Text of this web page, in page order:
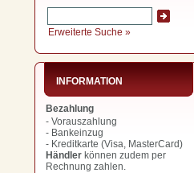
Erweiterte Suche »
INFORMATION
Bezahlung
- Vorauszahlung
- Bankeinzug
- Kreditkarte (Visa, MasterCard)
Händler können zudem per
Rechnung zahlen.